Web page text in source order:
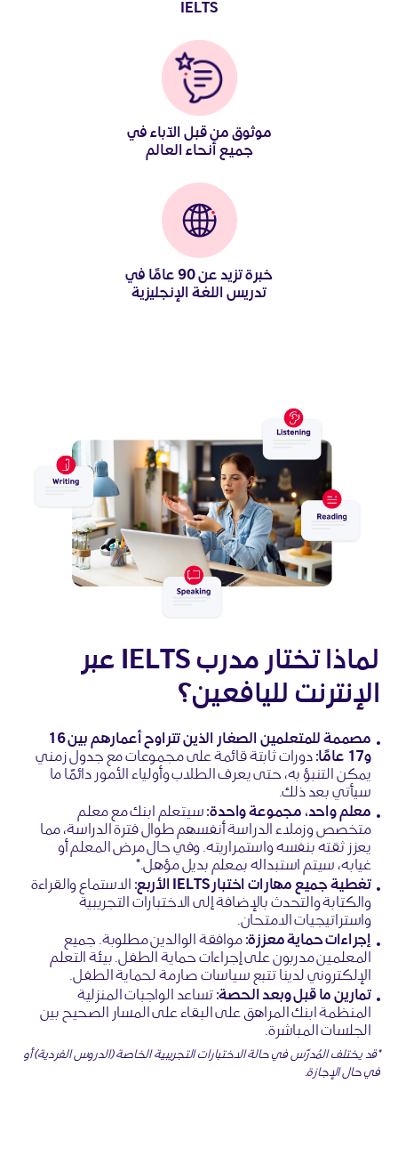
IELTS
موثوق من قبل الآباء في
جميع أنحاء العالم
خبرة تزيد عن 90 عامًا في
تدريس اللغة الإنجليزية
لماذا تختار مدرب IELTS عبر
الإنترنت لليافعين؟
مصممة للمتعلمين الصغار الذين تتراوح أعمارهم بين 16
و17 عامًا:
دورات ثابتة قائمة على مجموعات مع جدول زمني
يمكن التنبؤ به، حتى يعرف الطلاب وأولياء الأمور دائمًا ما
سيأتي بعد ذلك.
معلم واحد، مجموعة واحدة: سيتعلم ابنك مع معلم
متخصص وزملاء الدراسة أنفسهم طوال فترة الدراسة، مما
يعزز ثقته بنفسه واستمراريته. وفي حال مرض المعلم أو
غيابه، سيتم استبداله بمعلم بديل مؤهل.*
تغطية جميع مهارات اختبار IELTS الأربع:
الاستماع والقراءة
والكتابة والتحدث بالإضافة إلى الاختبارات التجريبية
واستراتيجيات الامتحان.
إجراءات حماية معززة: موافقة الوالدين مطلوبة. جميع
المعلمين مدربون على إجراءات حماية الطفل. بيئة التعلم
الإلكتروني لدينا تتبع سياسات صارمة لحماية الطفل.
تمارين ما قبل وبعد الحصة: تساعد الواجبات المنزلية
المنظمة ابنك المراهق على البقاء على المسار الصحيح بين
الجلسات المباشرة.
*قد يختلف المُدرّس في حالة الاختبارات التجريبية الخاصة (الدروس الفردية) أو
في حال الإجازة.